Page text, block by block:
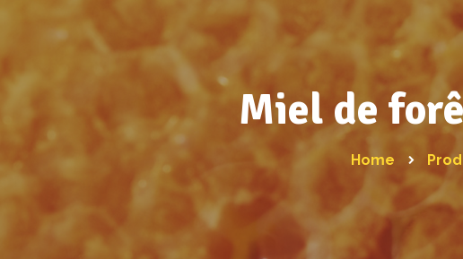
Miel de
Home